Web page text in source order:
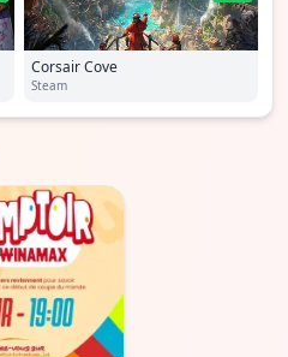
Corsair Cove
Steam